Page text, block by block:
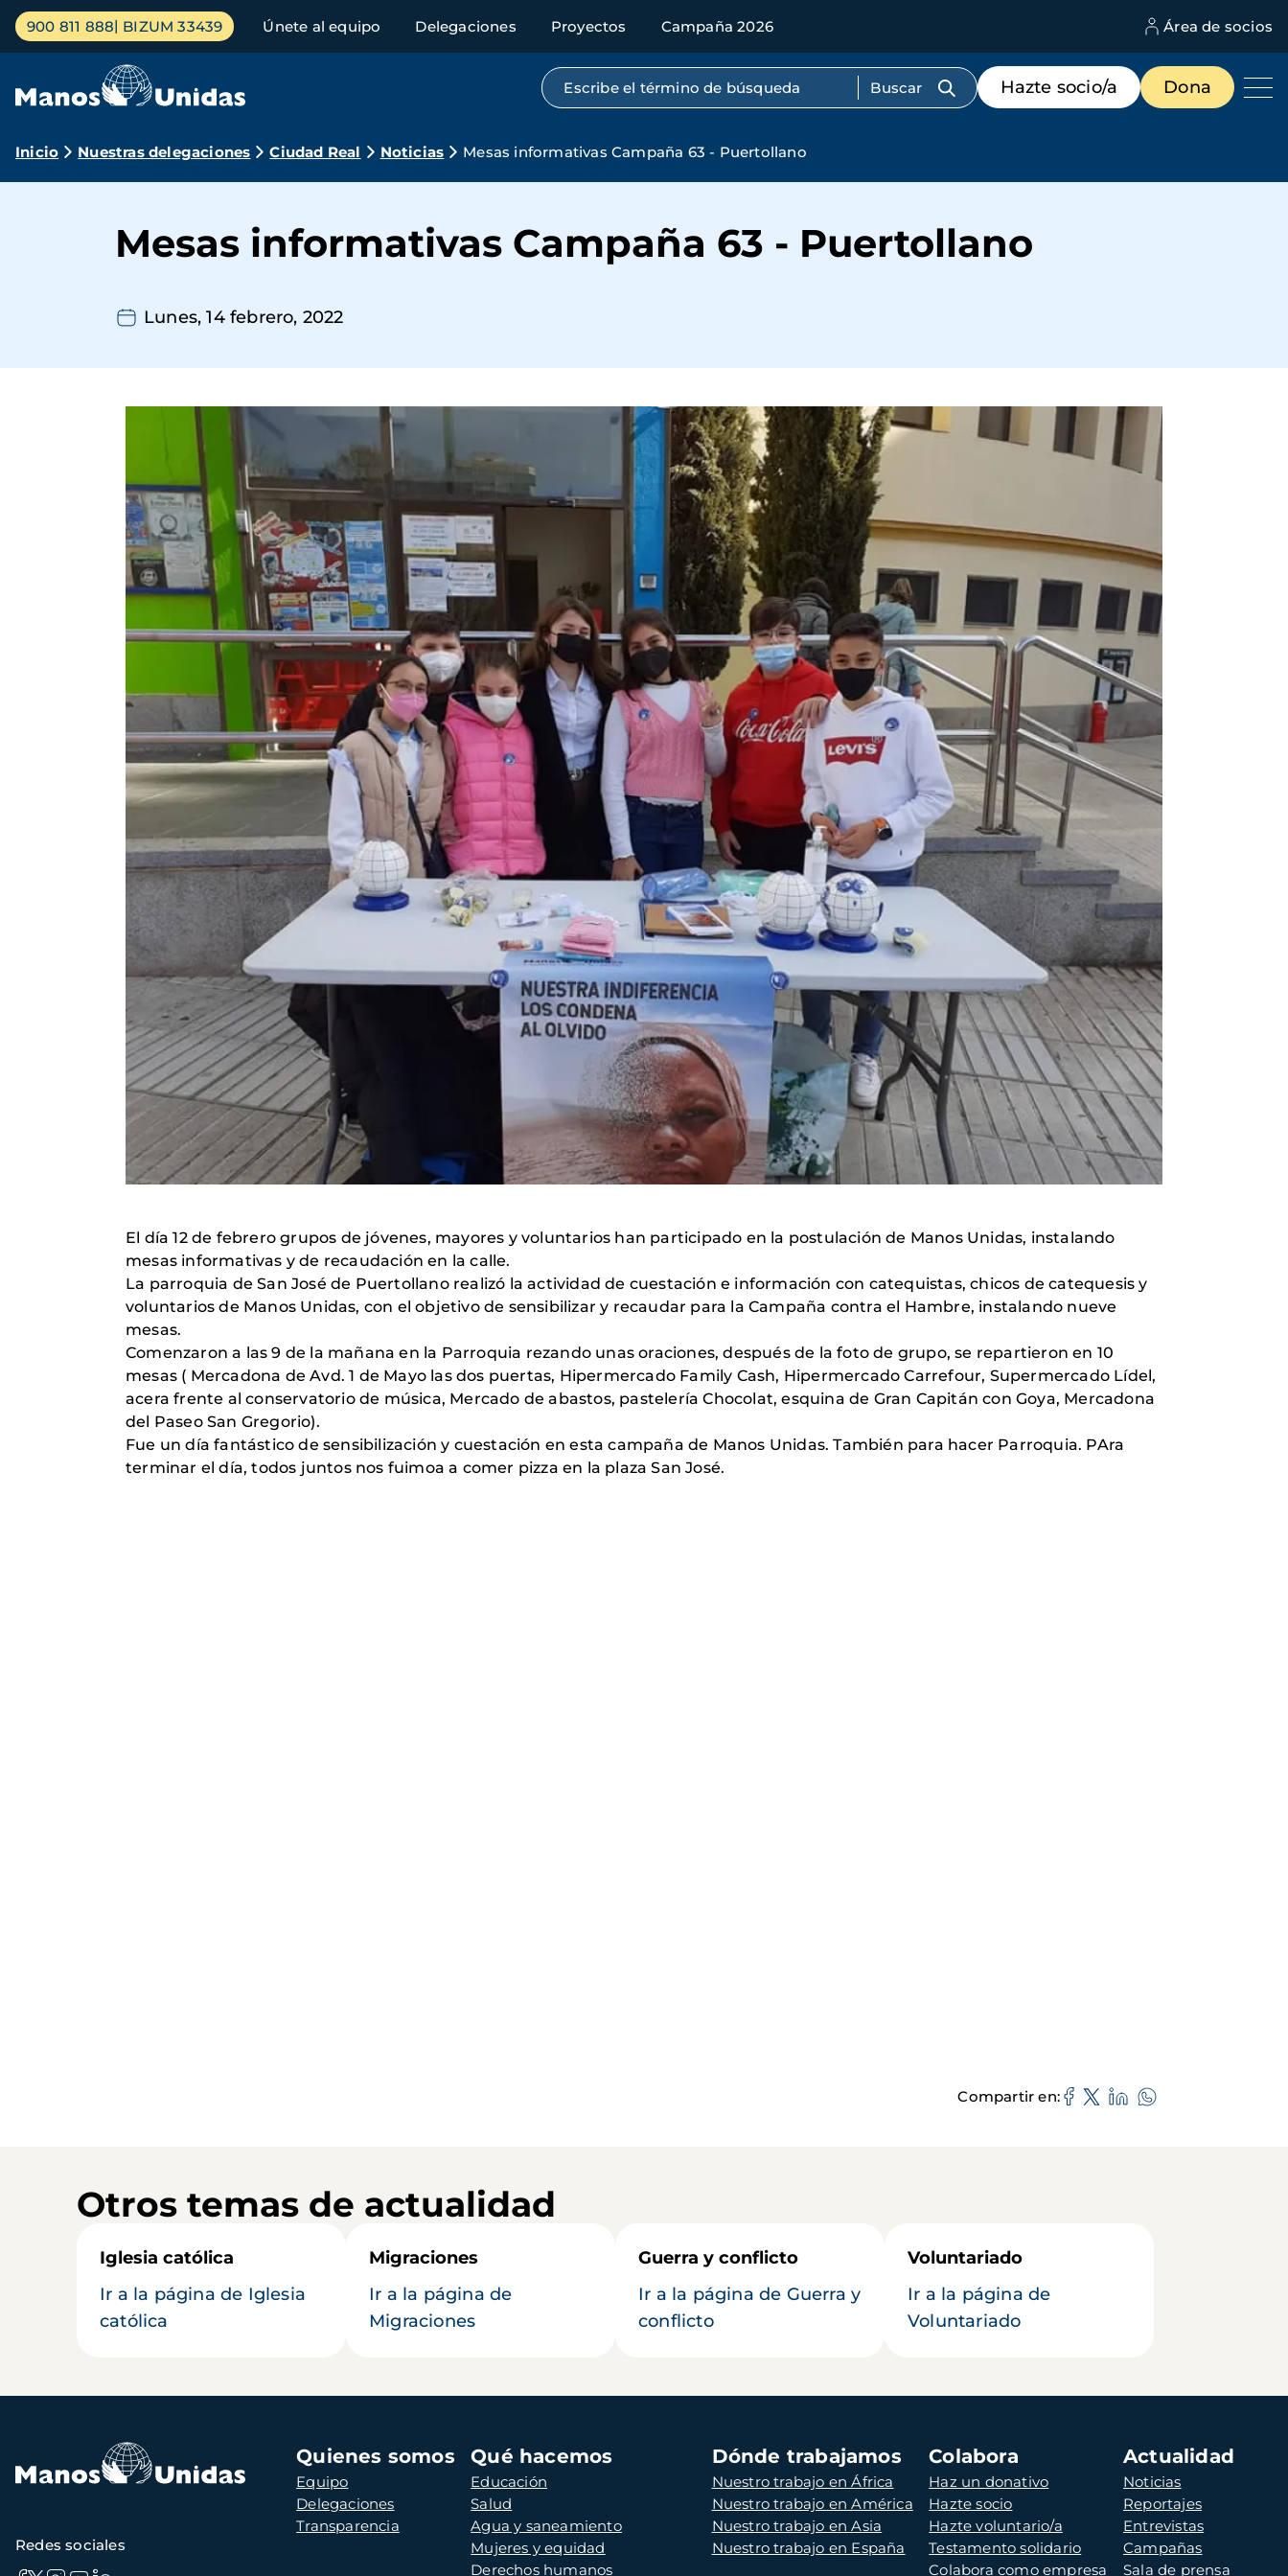
Pasar
contenido
Menú
principal
900 811 888 BIZUM 33439 Únete al equipo Delegaciones Proyectos Campaña 2026 Área de socios
Búsqueda por texto completo
Menú
de
destacados
Hazte socio/a Dona
Ruta
navegación
Inicio Nuestras delegaciones Ciudad Real Noticias Mesas informativas Campaña 63 - Puertollano
Mesas informativas Campaña 63 - Puertollano
Lunes, 14 febrero, 2022
El día 12 de febrero grupos de jóvenes, mayores y voluntarios han participado en la postulación de Manos Unidas, instalando
mesas informativas y de recaudación en la calle.
La parroquia de San José de Puertollano realizó la actividad de cuestación e información con catequistas, chicos de catequesis y
voluntarios de Manos Unidas, con el objetivo de sensibilizar y recaudar para la Campaña contra el Hambre, instalando nueve
mesas.
Comenzaron a las 9 de la mañana en la Parroquia rezando unas oraciones, después de la foto de grupo, se repartieron en 10
mesas ( Mercadona de Avd. 1 de Mayo las dos puertas, Hipermercado Family Cash, Hipermercado Carrefour, Supermercado Lídel,
acera frente al conservatorio de música, Mercado de abastos, pastelería Chocolat, esquina de Gran Capitán con Goya, Mercadona
del Paseo San Gregorio).
Fue un día fantástico de sensibilización y cuestación en esta campaña de Manos Unidas. También para hacer Parroquia. PAra
terminar el día, todos juntos nos fuimoa a comer pizza en la plaza San José.
Compartir en
Otros temas de actualidad
Iglesia católica
Ir a la página de Iglesia
católica
Migraciones
Ir a la página de
Migraciones
Guerra y conflicto
Ir a la página de Guerra y
conflicto
Voluntariado
Ir a la página de
Voluntariado
Navegación
principal
Quienes somos
Equipo
Delegaciones
Transparencia
Qué hacemos
Educación
Salud
Agua y saneamiento
Mujeres y equidad
Derechos humanos
Dónde trabajamos
Nuestro trabajo en África
Nuestro trabajo en América
Nuestro trabajo en Asia
Nuestro trabajo en España
Colabora
Haz un donativo
Hazte socio
Hazte voluntario/a
Testamento solidario
Colabora como empresa
Actualidad
Noticias
Reportajes
Entrevistas
Campañas
Sala de prensa
Redes sociales